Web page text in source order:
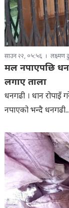
साउन २२, ०५:५६ लक्ष्मण
मल नपाएपछि
लगाए ताला
धनगढी । धान रोपाइँ
नपाएको भन्दै धनगढी...